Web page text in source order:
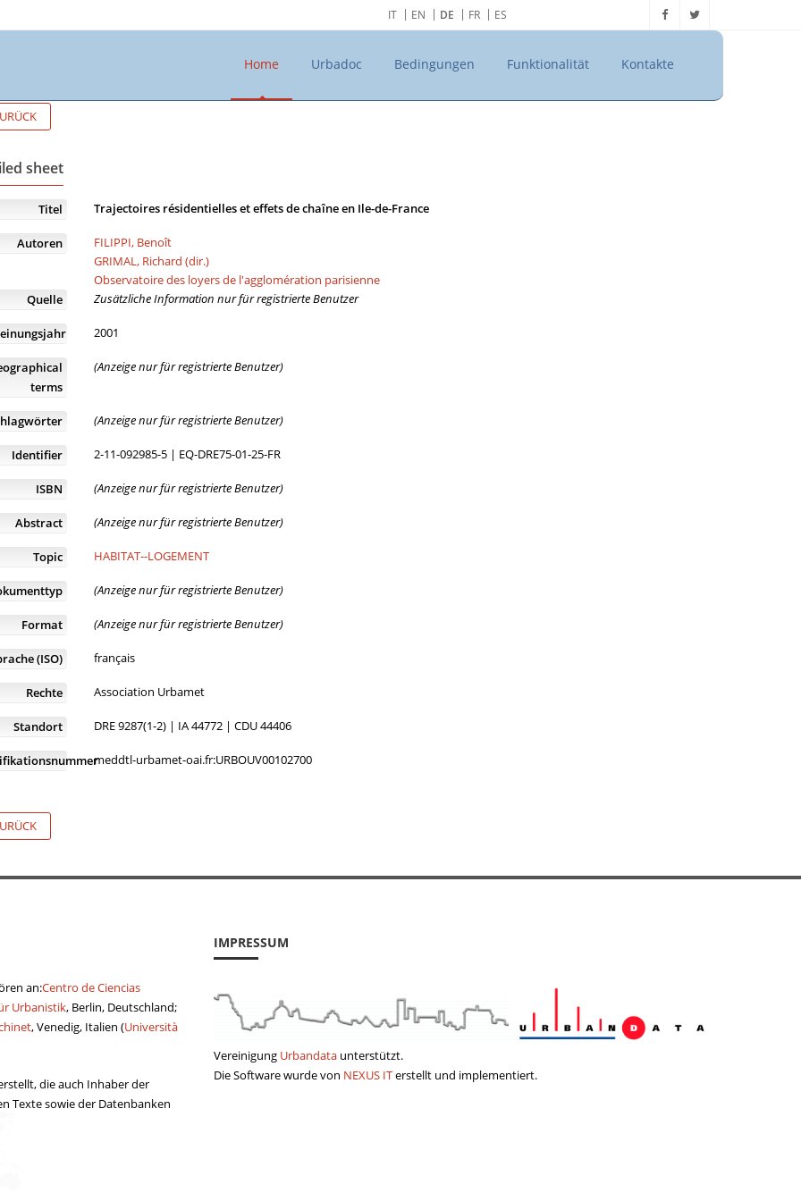
IT EN DE FR ES
Home Urbadoc Bedingungen Funktionalität Kontakte
sheet
Titel Trajectoires résidentielles et effets de chaîne en Ile-de-France
Autoren
FILIPPI, Benoît
GRIMAL, Richard (dir.)
Observatoire des loyers de l'agglomération parisienne
Quelle
Zusätzliche Information nur für registrierte Benutzer
2001
terms
(Anzeige nur für registrierte Benutzer)
(Anzeige nur für registrierte Benutzer)
Identifier 2-11-092985-5 | EQ-DRE75-01-25-FR
ISBN (Anzeige nur für registrierte Benutzer)
Abstract (Anzeige nur für registrierte Benutzer)
Topic HABITAT--LOGEMENT
(Anzeige nur für registrierte Benutzer)
Format (Anzeige nur für registrierte Benutzer)
(ISO) français
Rechte Association Urbamet
Standort DRE 9287(1-2) | IA 44772 | CDU 44406
meddtl-urbamet-oai.fr:URBOUV00102700
an:Centro de Ciencias
Urbanistik, Berlin, Deutschland;
, Venedig, Italien (Università
die auch Inhaber der
Texte sowie der Datenbanken
IMPRESSUM
Vereinigung Urbandata unterstützt.
Die Software wurde von NEXUS ITerstellt und implementiert.